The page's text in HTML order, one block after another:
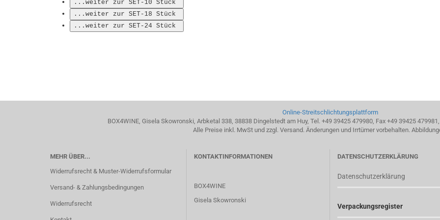
Online-Streitschlichtungsplattform
BOX4WINE, Gisela Skowronski, Arbketal 338, 38838 Dingelstedt am Huy, Tel. +49 39425 479980, Fax +49 39425
Alle Preise inkl. MwSt und zzgl. Versand. Änderungen und Irrtümer vorbehalten.
MEHR ÜBER...
Widerrufsrecht & Muster-Widerrufsformular
Versand- & Zahlungsbedingungen
Widerrufsrecht
KONTAKTINFORMATIONEN
BOX4WINE
Gisela Skowronski
DATENSCHUTZERKLÄRUNG
Datenschutzerklärung
Verpackungsregister